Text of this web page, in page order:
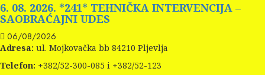
6. 08. 2026. *241* TEHNIČKA INTERVENCIJA –
SAOBRAĆAJNI UDES
06/08/2026
Adresa: ul. Mojkovačka bb 84210 Pljevlja
Telefon: +382/52-300-085 i +382/52-123